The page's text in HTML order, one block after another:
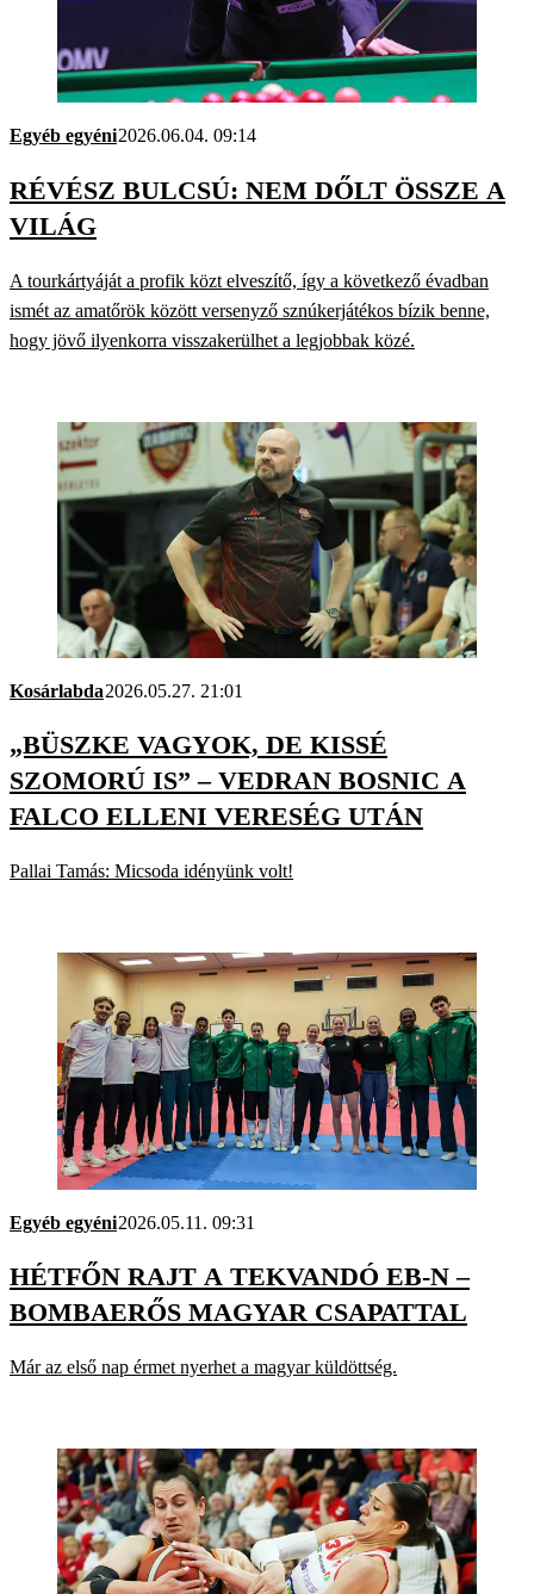
Egyéb egyéni2026.06.04. 09:14
RÉVÉSZ BULCSÚ: NEM DŐLT ÖSSZE A
VILÁG
A tourkártyáját a profik közt elveszítő, így a következő évadban
ismét az amatőrök között versenyző sznúkerjátékos bízik benne,
hogy jövő ilyenkorra visszakerülhet a legjobbak közé.
Kosárlabda2026.05.27. 21:01
„BÜSZKE VAGYOK, DE KISSÉ
SZOMORÚ IS” – VEDRAN BOSNIC A
FALCO ELLENI VERESÉG UTÁN
Pallai Tamás: Micsoda idényünk volt!
Egyéb egyéni2026.05.11. 09:31
HÉTFŐN RAJT A TEKVANDÓ EB-N –
BOMBAERŐS MAGYAR CSAPATTAL
Már az első nap érmet nyerhet a magyar küldöttség.